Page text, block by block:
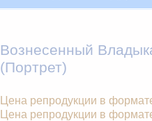
Вознесенный
(Портрет)
Цена репродукции в
Цена репродукции в